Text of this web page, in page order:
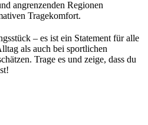
angrenzenden Regionen
Tragekomfort.
– es ist ein Statement für alle
als auch bei sportlichen
Trage es und zeige, dass du